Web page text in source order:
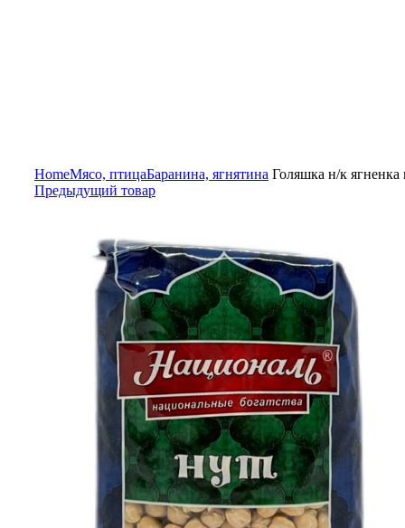
HomeМясо, птицаБаранина, ягнятина Голяшка н/к ягненка
Предыдущий товар